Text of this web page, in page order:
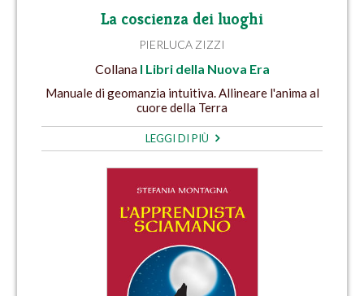
La coscienza dei luoghi
PIERLUCA ZIZZI
Collana I Libri della Nuova Era
Manuale di geomanzia intuitiva. Allineare l'anima al
cuore della Terra
LEGGI DI PIÙ